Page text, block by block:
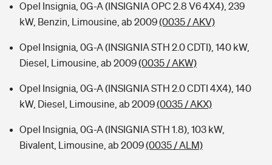
Opel Insignia, 0G-A (INSIGNIA OPC 2.8 V6 4X4), 239
kW, Benzin, Limousine, ab 2009(0035 / AKV)
Opel Insignia, 0G-A (INSIGNIA STH 2.0 CDTI), 140 kW,
Diesel, Limousine, ab 2009(0035 / AKW)
Opel Insignia, 0G-A (INSIGNIA STH 2.0 CDTI 4X4), 140
kW, Diesel, Limousine, ab 2009(0035 / AKX)
Opel Insignia, 0G-A (INSIGNIA STH 1.8), 103 kW,
Bivalent, Limousine, ab 2009(0035 / ALM)